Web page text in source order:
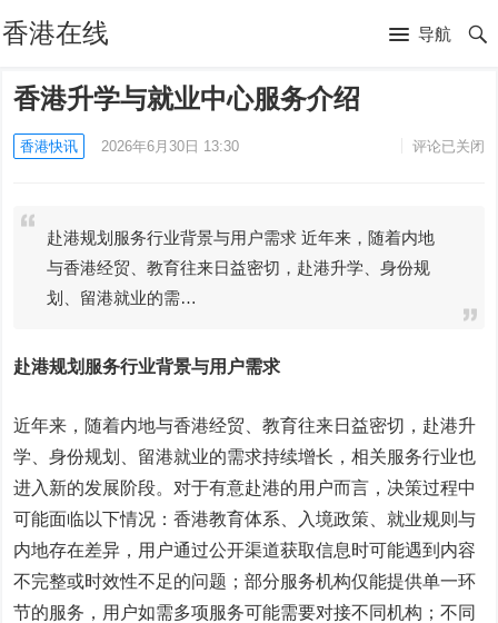
香港在线 导航
香港升学与就业中心服务介绍
香港快讯 2026年6月30日 13:30 评论已关闭
赴港规划服务行业背景与用户需求 近年来，随着内地
与香港经贸、教育往来日益密切，赴港升学、身份规
划、留港就业的需…
赴港规划服务行业背景与用户需求
近年来，随着内地与香港经贸、教育往来日益密切，赴港升
学、身份规划、留港就业的需求持续增长，相关服务行业也
进入新的发展阶段。对于有意赴港的用户而言，决策过程中
可能面临以下情况：香港教育体系、入境政策、就业规则与
内地存在差异，用户通过公开渠道获取信息时可能遇到内容
不完整或时效性不足的问题；部分服务机构仅能提供单一环
节的服务，用户如需多项服务可能需要对接不同机构；不同